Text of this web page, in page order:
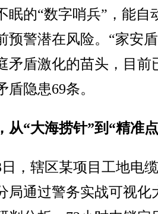
眠的“数字哨兵”，能自
预警潜在风险。“家安
矛盾激化的苗头，目前
隐患69条。
从“大海捞针”到“精准
辖区某项目工地电
局通过警务实战可视化